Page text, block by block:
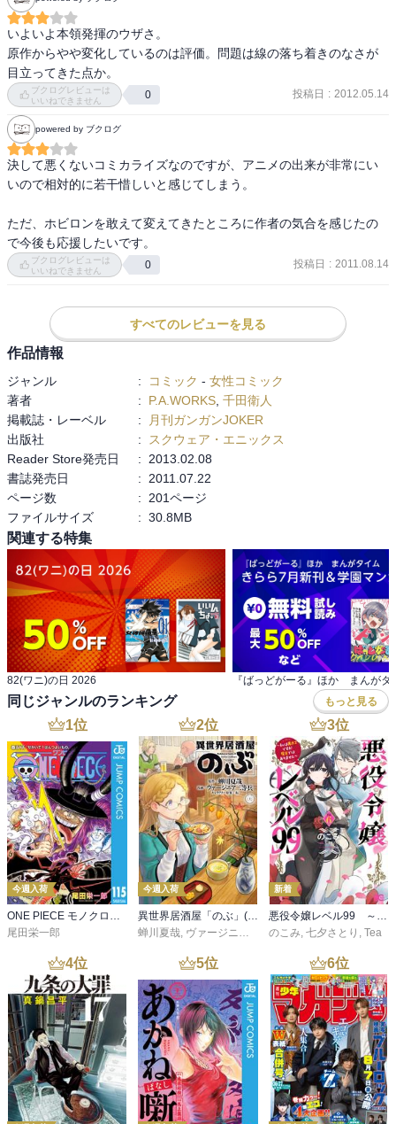
いよいよ本領発揮のウザさ。
原作からやや変化しているのは評価。問題は線の落ち着きのなさが
目立ってきた点か。
ブクログレビューは
いいねできません
0 投稿日 : 2012.05.14
powered by ブクログ
決して悪くないコミカライズなのですが、アニメの出来が非常にい
いので相対的に若干惜しいと感じてしまう。
ただ、ホビロンを敢えて変えてきたところに作者の気合を感じたの
で今後も応援したいです。
ブクログレビューは
いいねできません
0 投稿日 : 2011.08.14
すべてのレビューを見る
作品情報
ジャンル : コミック - 女性コミック
著者
: P.A.WORKS 千田衛人
掲載誌・レーベル
:
月刊ガンガンJOKER
出版社
:
スクウェア・エニックス
Reader Store発売日
:
2013.02.08
書誌発売日
:
2011.07.22
ページ数
:
201ページ
ファイルサイズ
: 30.8MB
関連する特集
82(ワニ)の日 2026
同じジャンルのランキング もっと見る
1位
今週入荷
ONE PIECE モノクロ版 115
尾田栄一郎
2位
今週入荷
異世界居酒屋「のぶ」(22)
蝉川夏哉, ヴァージニア二等兵 ,転
3位
新着
悪役令嬢レベル99 ～私は裏ボスですが魔王ではありません～ その６
のこみ, 七夕さとり , Tea
4位 5位 6位